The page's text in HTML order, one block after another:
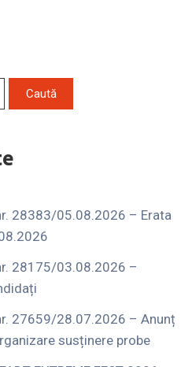
28383/05.08.2026 – Erata
28175/03.08.2026 –
27659/28.07.2026 – Anunț
susținere probe